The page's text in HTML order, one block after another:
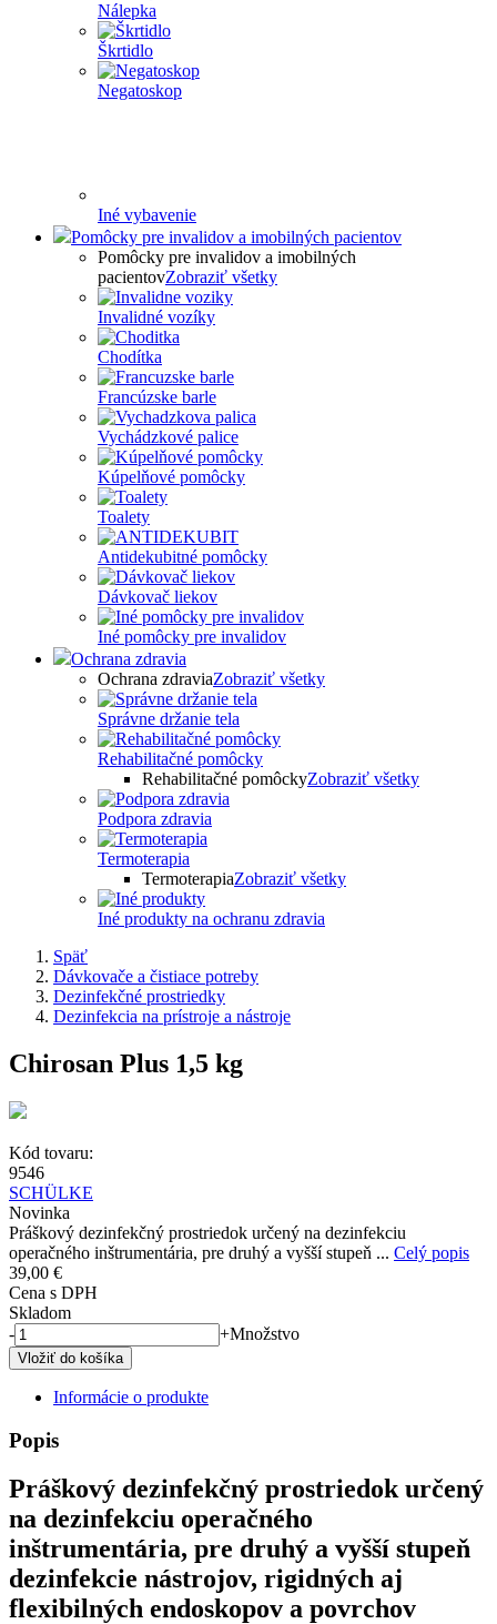
Nálepka
Škrtidlo
Negatoskop
Iné vybavenie
Pomôcky pre invalidov a imobilných pacientov
Pomôcky pre invalidov a imobilných
pacientovZobraziť všetky
Invalidné vozíky
Chodítka
Francúzske barle
Vychádzkové palice
Kúpelňové pomôcky
Toalety
Antidekubitné pomôcky
Dávkovač liekov
Iné pomôcky pre invalidov
Ochrana zdravia
Ochrana zdraviaZobraziť všetky
Správne držanie tela
Rehabilitačné pomôcky
Rehabilitačné pomôckyZobraziť všetky
Podpora zdravia
Termoterapia
TermoterapiaZobraziť všetky
Iné produkty na ochranu zdravia
Späť
Dávkovače a čistiace potreby
Dezinfekčné prostriedky
Dezinfekcia na prístroje a nástroje
Chirosan Plus 1,5 kg
Kód tovaru:
9546
SCHÜLKE
Novinka
Práškový dezinfekčný prostriedok určený na dezinfekciu
operačného inštrumentária, pre druhý a vyšší stupeň ... Celý popis
39,00 €
Cena s DPH
Skladom
-
+Množstvo
Informácie o produkte
Popis
Práškový dezinfekčný prostriedok určený
na dezinfekciu operačného
inštrumentária, pre druhý a vyšší stupeň
dezinfekcie nástrojov, rigidných aj
flexibilných endoskopov a povrchov